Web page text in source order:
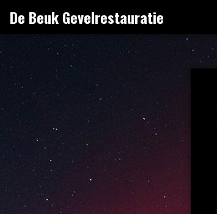
de
inhoud
springen
De Beuk Gevelrestauratie